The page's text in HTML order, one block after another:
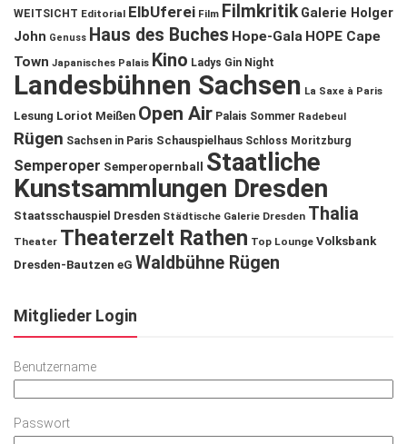
WEITSICHT Editorial ElbUferei Film Filmkritik Galerie Holger
John Genuss Haus des Buches Hope-Gala HOPE Cape
Town Japanisches Palais Kino Ladys Gin Night
Landesbühnen Sachsen La Saxe à Paris
Lesung Loriot Meißen Open Air Palais Sommer Radebeul
Rügen Sachsen in Paris Schauspielhaus Schloss Moritzburg
Semperoper Semperopernball
Staatliche
Kunstsammlungen Dresden
Staatsschauspiel Dresden Städtische Galerie Dresden Thalia
Theater Theaterzelt Rathen Top Lounge Volksbank
Dresden-Bautzen eG Waldbühne Rügen
Mitglieder Login
Benutzername
Passwort